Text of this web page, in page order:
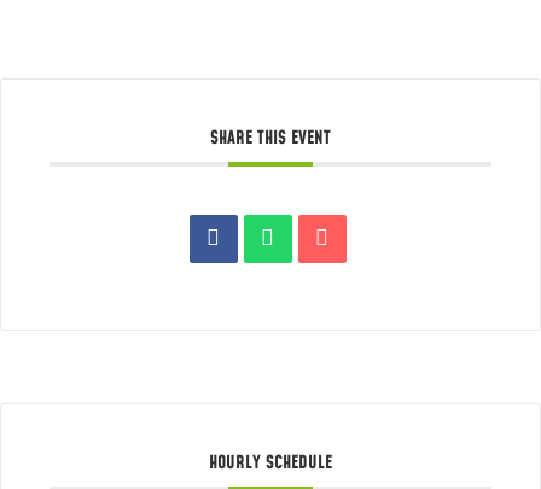
SHARE THIS EVENT
HOURLY SCHEDULE